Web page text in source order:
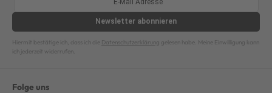
Newsletter abonnieren
Hiermit bestätige ich, dass ich die Datenschutzerklärung gelesen habe. Meine Einwilligung kann
ich jederzeit widerrufen.
Folge uns